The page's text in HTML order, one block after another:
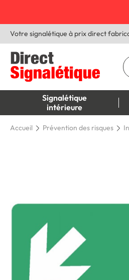
Votre signalétique à prix direct
Signalétique
intérieure
Accueil Prévention des risques